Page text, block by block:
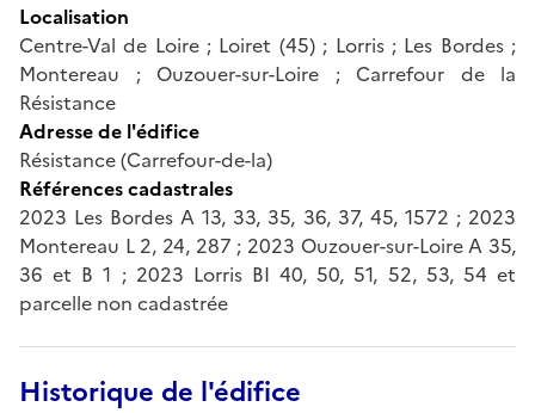
Localisation
Centre-Val de Loire ; Loiret (45) ; Lorris ; Les Bordes ;
Montereau ; Ouzouer-sur-Loire ; Carrefour de la
Résistance
Adresse de l'édifice
Résistance (Carrefour-de-la)
Références cadastrales
2023 Les Bordes A 13, 33, 35, 36, 37, 45, 1572 ; 2023
Montereau L 2, 24, 287 ; 2023 Ouzouer-sur-Loire A 35,
36 et B 1 ; 2023 Lorris BI 40, 50, 51, 52, 53, 54 et
parcelle non cadastrée
Historique de l'édifice